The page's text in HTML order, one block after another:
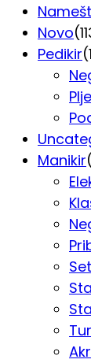
Novo
Pedikir
Manikir